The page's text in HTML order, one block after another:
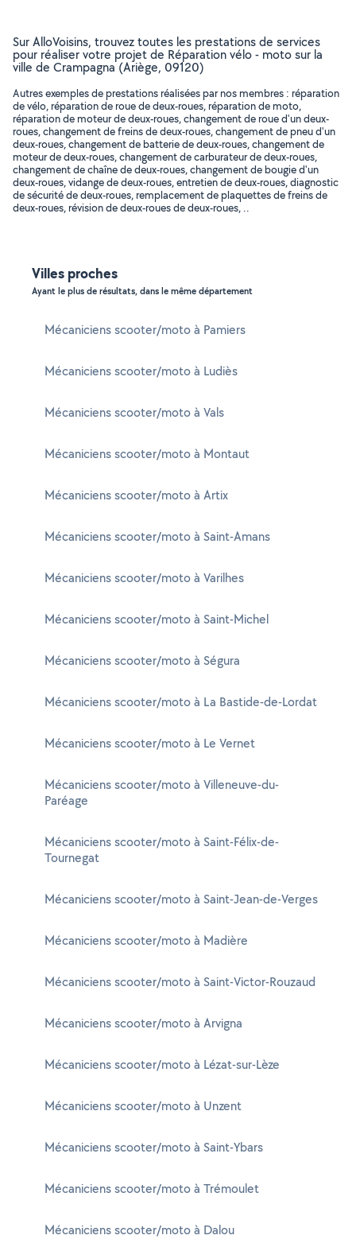
Sur AlloVoisins, trouvez toutes les prestations de services
pour réaliser votre projet de Réparation vélo - moto sur la
ville de Crampagna (Ariège, 09120)
Autres exemples de prestations réalisées par nos membres : réparation
de vélo, réparation de roue de deux-roues, réparation de moto,
réparation de moteur de deux-roues, changement de roue d'un deux-
roues, changement de freins de deux-roues, changement de pneu d'un
deux-roues, changement de batterie de deux-roues, changement de
moteur de deux-roues, changement de carburateur de deux-roues,
changement de chaîne de deux-roues, changement de bougie d'un
deux-roues, vidange de deux-roues, entretien de deux-roues, diagnostic
de sécurité de deux-roues, remplacement de plaquettes de freins de
deux-roues, révision de deux-roues de deux-roues, ..
Villes proches
Ayant le plus de résultats, dans le même département
Mécaniciens scooter/moto à Pamiers
Mécaniciens scooter/moto à Ludiès
Mécaniciens scooter/moto à Vals
Mécaniciens scooter/moto à Montaut
Mécaniciens scooter/moto à Artix
Mécaniciens scooter/moto à Saint-Amans
Mécaniciens scooter/moto à Varilhes
Mécaniciens scooter/moto à Saint-Michel
Mécaniciens scooter/moto à Ségura
Mécaniciens scooter/moto à La Bastide-de-Lordat
Mécaniciens scooter/moto à Le Vernet
Mécaniciens scooter/moto à Villeneuve-du-
Paréage
Mécaniciens scooter/moto à Saint-Félix-de-
Tournegat
Mécaniciens scooter/moto à Saint-Jean-de-Verges
Mécaniciens scooter/moto à Madière
Mécaniciens scooter/moto à Saint-Victor-Rouzaud
Mécaniciens scooter/moto à Arvigna
Mécaniciens scooter/moto à Lézat-sur-Lèze
Mécaniciens scooter/moto à Unzent
Mécaniciens scooter/moto à Saint-Ybars
Mécaniciens scooter/moto à Trémoulet
Mécaniciens scooter/moto à Dalou